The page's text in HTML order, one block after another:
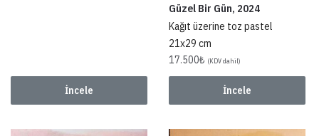
İncele
Güzel Bir Gün, 2024
Kağıt üzerine toz pastel
21x29 cm
17.500₺ (KDV dahil)
İncele